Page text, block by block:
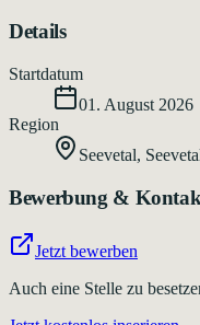
Details
Startdatum
01. August 2026
Region
Seevetal,
Bewerbung &
Jetzt bewerben
Auch eine Stelle zu